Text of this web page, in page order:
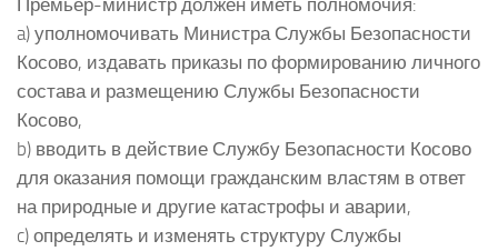
a) уполномочивать Министра Службы Безопасности
Косово, издавать приказы по формированию личного
состава и размещению Службы Безопасности
Косово,
b) вводить в действие Службу Безопасности Косово
для оказания помощи гражданским властям в ответ
на природные и другие катастрофы и аварии,
c) определять и изменять структуру Службы